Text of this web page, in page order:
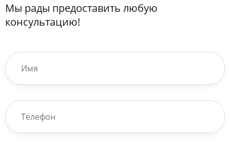
Мы рады предоставить любую
консультацию!